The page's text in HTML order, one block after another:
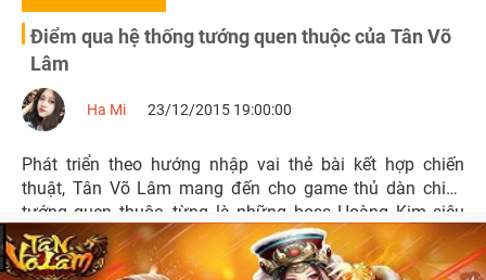
Điểm qua hệ thống tướng quen thuộc của Tân Võ
Lâm
Ha Mi 23/12/2015 19:00:00
Phát triển theo hướng nhập vai thẻ bài kết hợp chiến
thuật, Tân Võ Lâm mang đến cho game thủ dàn chiến
tướng quen thuộc, từng là những boss Hoàng Kim siêu
khủng trong các tựa game kiếm hiệp.